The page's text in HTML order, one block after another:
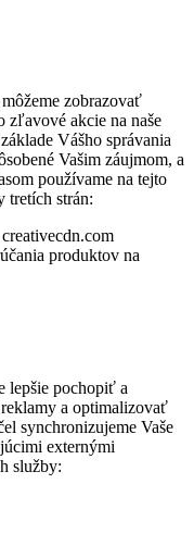
zobrazovať
zľavové akcie na naše
Vášho správania
Vašim záujmom, a
používame na tejto
tretích strán:
produktov na
lepšie pochopiť a
a optimalizovať
synchronizujeme Vaše
externými
služby: